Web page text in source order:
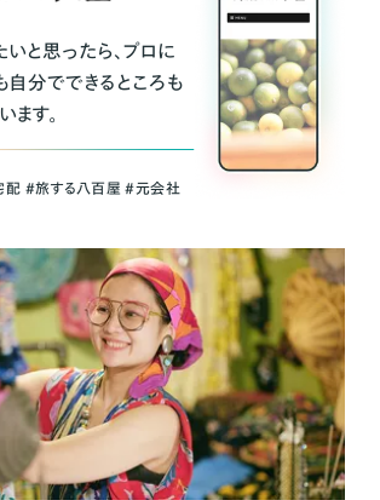
いと思ったら、プロに
自分でできるところも
ます。
配 ＃旅する八百屋 ＃元会社